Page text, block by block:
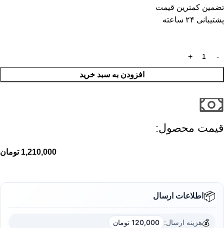
تضمین کمترین قیمت
پشتیبانی ۲۴ ساعته
افزودن به سبد خرید
قیمت محصول:​
1,210,000 تومان
📦اطلاعات ارسال
💰هزینه ارسال: 120,000 تومان